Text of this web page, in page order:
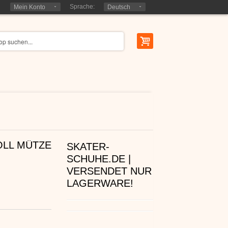
Mein Konto Sprache: Deutsch
SKATER-
SCHUHE.DE |
VERSENDET NUR
LAGERWARE!
MÜTZE